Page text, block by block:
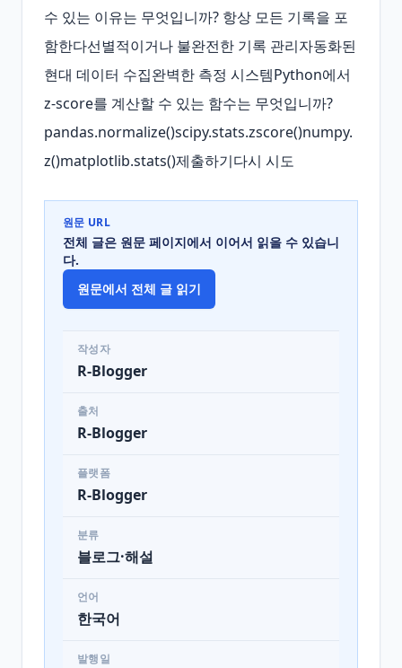
수 있는 이유는 무엇입니까? 항상 모든 기록을 포
함한다선별적이거나 불완전한 기록 관리자동화된
현대 데이터 수집완벽한 측정 시스템Python에서
z‑score를 계산할 수 있는 함수는 무엇입니까?
pandas.normalize()scipy.stats.zscore()numpy.
z()matplotlib.stats()제출하기다시 시도
원문 URL
전체 글은 원문 페이지에서 이어서 읽을 수 있습니
다.
원문에서 전체 글 읽기
작성자
R-Blogger
출처
R-Blogger
플랫폼
R-Blogger
분류
블로그·해설
언어
한국어
발행일